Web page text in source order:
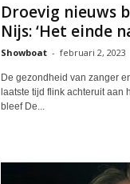
Droevig nieuws
Nijs: ‘Het einde
Showboat - februari 2, 2023
De gezondheid van zanger
laatste tijd flink achteruit aan
bleef De...